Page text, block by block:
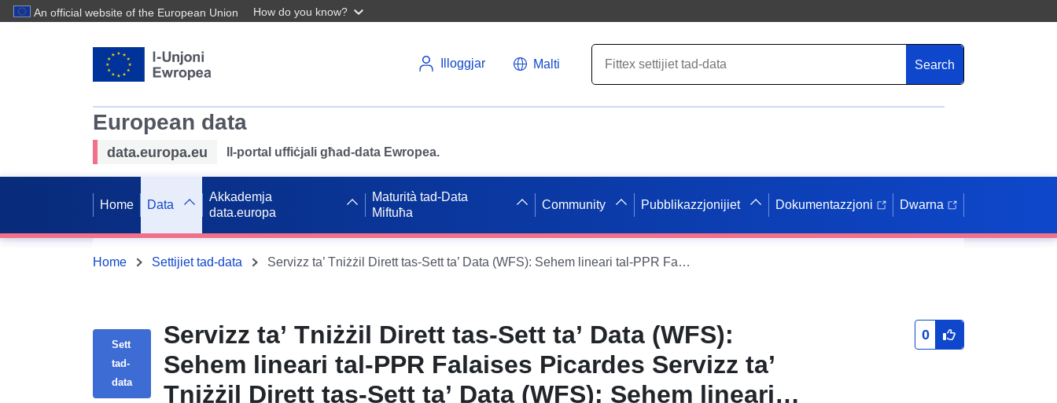
An official website of the European Union How do you know?
Illoggjar Malti Search
European data
data.europa.eu Il-portal uffiċjali għad-data Ewropea.
Home Data
Akkademja
data.europa
Maturità tad-Data
Miftuħa
Community Pubblikazzjonijiet Dokumentazzjoni Dwarna
Home Settijiet tad-data Servizz ta’ Tniżżil Dirett tas-Sett ta’ Data (WFS): Sehem lineari tal-PPR Falaises Picardes Servizz ta’ Tniżżil Dirett tas-Sett ta’ Data (WFS): Sehem lineari tal-PPR Falaises Picardes
Sett
tad-
data
Servizz ta’ Tniżżil Dirett tas-Sett ta’ Data (WFS):
Sehem lineari tal-PPR Falaises Picardes Servizz ta’
Tniżżil Dirett tas-Sett ta’ Data (WFS): Sehem lineari
0